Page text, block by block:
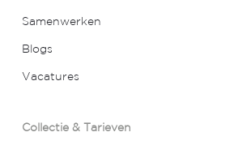
Samenwerken
Blogs
Vacatures
Collectie & Tarieven